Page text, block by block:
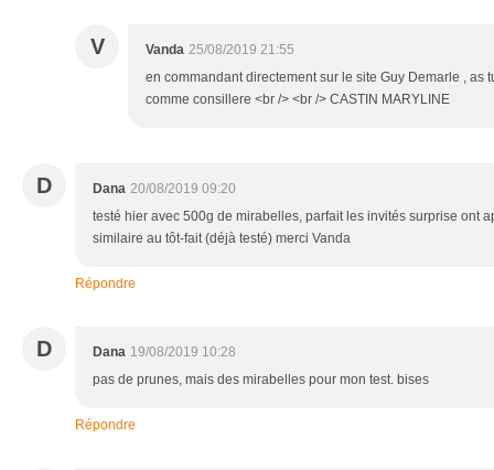
V Vanda 25/08/2019 21:55
en commandant directement sur le site Guy Demarle , as
comme consillere <br /> <br /> CASTIN MARYLINE
D Dana 20/08/2019 09:20
testé hier avec 500g de mirabelles, parfait les invités surprise ont
similaire au tôt-fait (déjà testé) merci Vanda
Répondre
D Dana 19/08/2019 10:28
pas de prunes, mais des mirabelles pour mon test. bises
Répondre